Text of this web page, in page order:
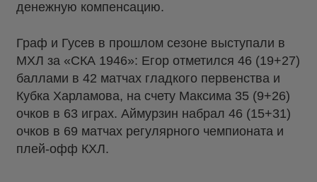
денежную компенсацию.
Граф и Гусев в прошлом сезоне выступали в
МХЛ за «СКА 1946»: Егор отметился 46 (19+27)
баллами в 42 матчах гладкого первенства и
Кубка Харламова, на счету Максима 35 (9+26)
очков в 63 играх. Аймурзин набрал 46 (15+31)
очков в 69 матчах регулярного чемпионата и
плей-офф КХЛ.